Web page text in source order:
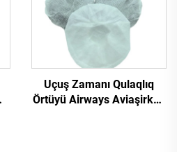
Uçuş Zamanı Qulaqlıq
Örtüyü Airways Aviaşirkəti